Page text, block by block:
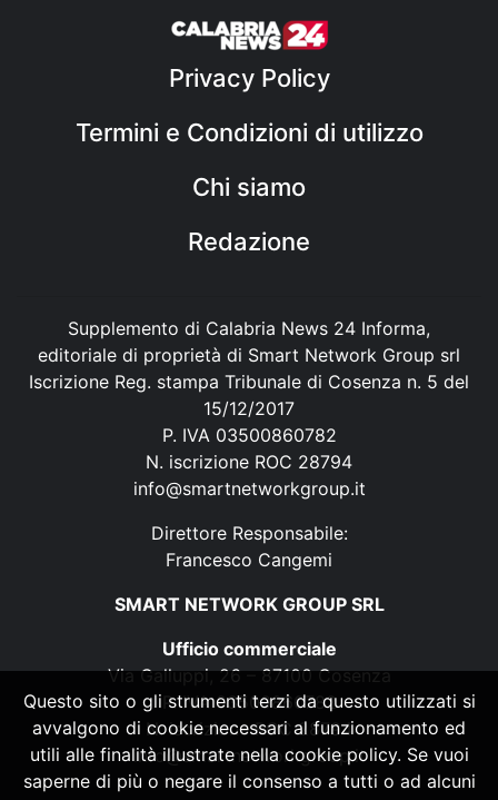
Privacy Policy
Termini e Condizioni di utilizzo
Chi siamo
Redazione
Supplemento di Calabria News 24 Informa,
editoriale di proprietà di Smart Network Group srl
Iscrizione Reg. stampa Tribunale di Cosenza n. 5 del
15/12/2017
P. IVA 03500860782
N. iscrizione ROC 28794
info@smartnetworkgroup.it
Direttore Responsabile:
Francesco Cangemi
SMART NETWORK GROUP SRL
Ufficio commerciale
Via Galluppi, 26 – 87100 Cosenza
P. IVA 03500860782
N. iscrizione ROC 28794
info@smartnetworkgroup.it
Questo sito o gli strumenti terzi da questo utilizzati si
avvalgono di cookie necessari al funzionamento ed
utili alle finalità illustrate nella cookie policy. Se vuoi
saperne di più o negare il consenso a tutti o ad alcuni